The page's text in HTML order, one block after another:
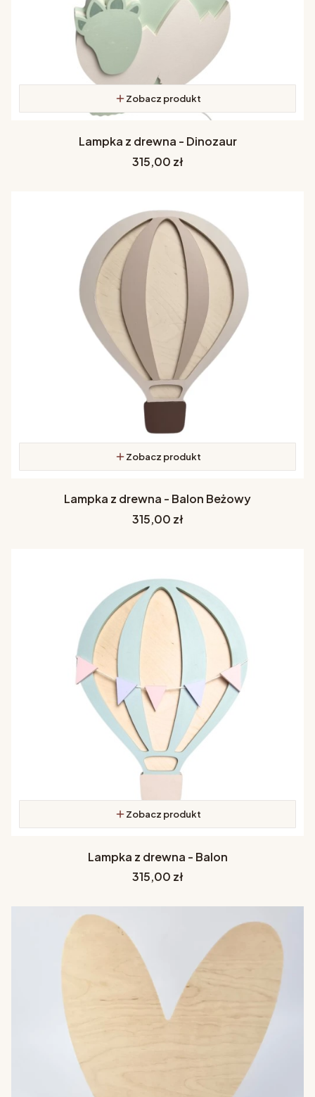
Zobacz produkt
Lampka z drewna - Dinozaur
Cena
315,00 zł
Zobacz produkt
Lampka z drewna - Balon Beżowy
Cena
315,00 zł
Zobacz produkt
Lampka z drewna - Balon
Cena
315,00 zł